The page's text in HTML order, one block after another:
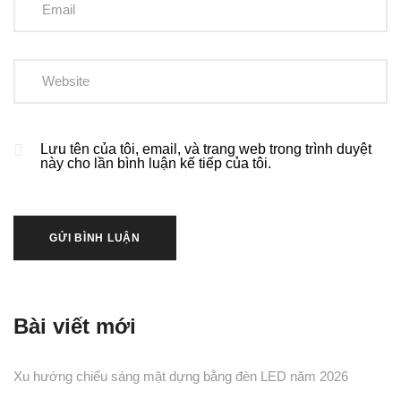
Lưu tên của tôi, email, và trang web trong trình duyệt
này cho lần bình luận kế tiếp của tôi.
Bài viết mới
Xu hướng chiếu sáng mặt dựng bằng đèn LED năm 2026